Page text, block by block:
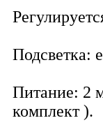
Подсветка:
Питание: 2
комплект ).